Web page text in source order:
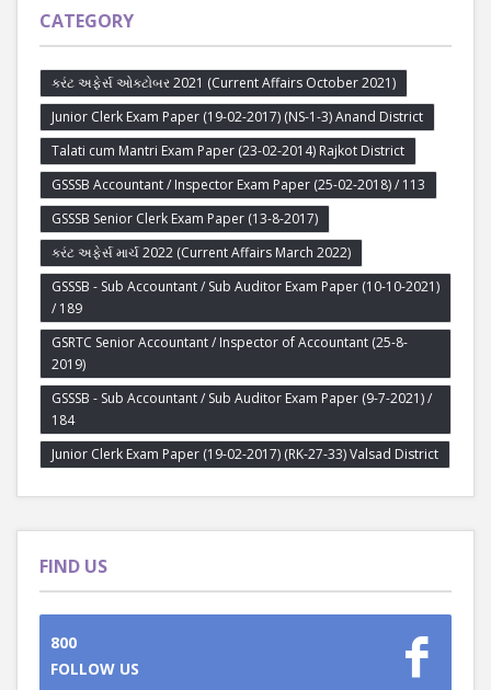
CATEGORY
કરંટ અફેર્સ ઓક્ટોબર 2021 (Current Affairs October 2021)
Junior Clerk Exam Paper (19-02-2017) (NS-1-3) Anand District
Talati cum Mantri Exam Paper (23-02-2014) Rajkot District
GSSSB Accountant / Inspector Exam Paper (25-02-2018) / 113
GSSSB Senior Clerk Exam Paper (13-8-2017)
કરંટ અફેર્સ માર્ચ 2022 (Current Affairs March 2022)
GSSSB - Sub Accountant / Sub Auditor Exam Paper (10-10-2021)
/ 189
GSRTC Senior Accountant / Inspector of Accountant (25-8-
2019)
GSSSB - Sub Accountant / Sub Auditor Exam Paper (9-7-2021) /
184
Junior Clerk Exam Paper (19-02-2017) (RK-27-33) Valsad District
FIND US
800
FOLLOW US